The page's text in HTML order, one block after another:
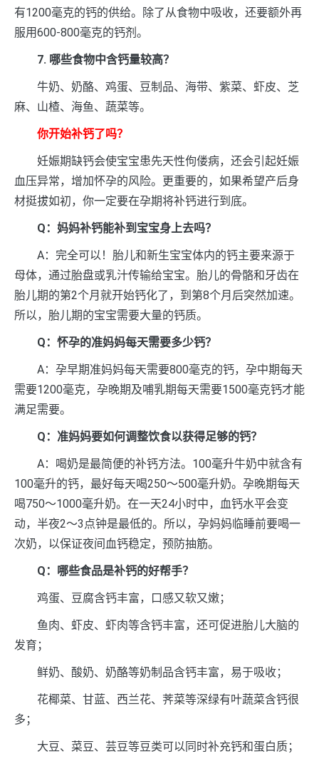
有1200毫克的钙的供给。除了从食物中吸收，还要额外再
服用600-800毫克的钙剂。
7. 哪些食物中含钙量较高？
牛奶、奶酪、鸡蛋、豆制品、海带、紫菜、虾皮、芝
麻、山楂、海鱼、蔬菜等。
你开始补钙了吗？
妊娠期缺钙会使宝宝患先天性佝偻病，还会引起妊娠
血压异常，增加怀孕的风险。更重要的，如果希望产后身
材挺拔如初，你一定要在孕期将补钙进行到底。
Q：妈妈补钙能补到宝宝身上去吗？
A：完全可以！胎儿和新生宝宝体内的钙主要来源于
母体，通过胎盘或乳汁传输给宝宝。胎儿的骨骼和牙齿在
胎儿期的第2个月就开始钙化了，到第8个月后突然加速。
所以，胎儿期的宝宝需要大量的钙质。
Q：怀孕的准妈妈每天需要多少钙？
A：孕早期准妈妈每天需要800毫克的钙，孕中期每天
需要1200毫克，孕晚期及哺乳期每天需要1500毫克钙才能
满足需要。
Q：准妈妈要如何调整饮食以获得足够的钙？
A：喝奶是最简便的补钙方法。100毫升牛奶中就含有
100毫升的钙，最好每天喝250～500毫升奶。孕晚期每天
喝750～1000毫升奶。在一天24小时中，血钙水平会变
动，半夜2～3点钟是最低的。所以，孕妈妈临睡前要喝一
次奶，以保证夜间血钙稳定，预防抽筋。
Q：哪些食品是补钙的好帮手？
鸡蛋、豆腐含钙丰富，口感又软又嫩；
鱼肉、虾皮、虾肉等含钙丰富，还可促进胎儿大脑的
发育；
鲜奶、酸奶、奶酪等奶制品含钙丰富，易于吸收；
花椰菜、甘蓝、西兰花、荠菜等深绿有叶蔬菜含钙很
多；
大豆、菜豆、芸豆等豆类可以同时补充钙和蛋白质；